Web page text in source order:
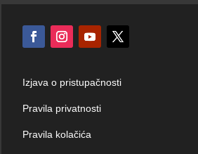
Izjava o pristupačnosti
Pravila privatnosti
Pravila kolačića